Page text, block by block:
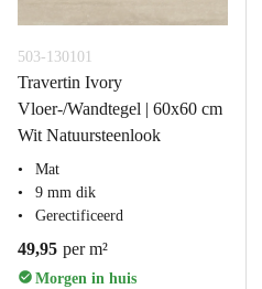
503-130101
Travertin Ivory
Vloer-/Wandtegel | 60x60 cm
Wit Natuursteenlook
Mat
9 mm dik
Gerectificeerd
49,95 per m²
Morgen in huis